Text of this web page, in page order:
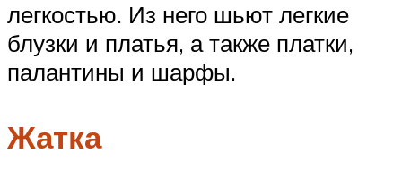
легкостью. Из него шьют легкие
блузки и платья, а также платки,
палантины и шарфы.
Жатка